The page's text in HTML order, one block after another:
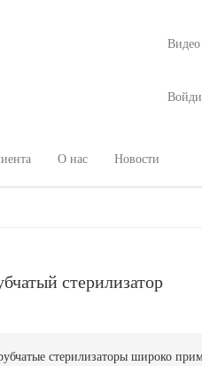
Видео
О нас Новости
стерилизатор
стерилизаторы широко